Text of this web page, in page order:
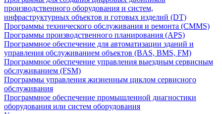
производственного оборудования и систем,
инфраструктурных объектов и готовых изделий (DT)
Программы технического обслуживания и ремонта (CMMS)
Программы производственного планирования (APS)
Программное обеспечение для автоматизации зданий и
управления обслуживанием объектов (BAS, BMS, FM)
Программное обеспечение управления выездным сервисным
обслуживанием (FSM)
Программы управления жизненным циклом сервисного
обслуживания
Программное обеспечение промышленной диагностики
оборудования или систем оборудования